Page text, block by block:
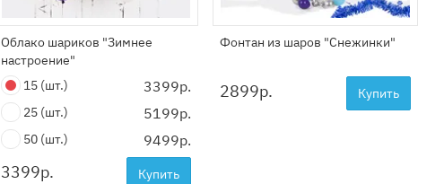
Облако шариков "Зимнее
настроение"
15 (шт.) 3399р.
25 (шт.) 5199р.
50 (шт.) 9499р.
3399р. Купить
Фонтан из шаров "Снежинки"
2899р. Купить